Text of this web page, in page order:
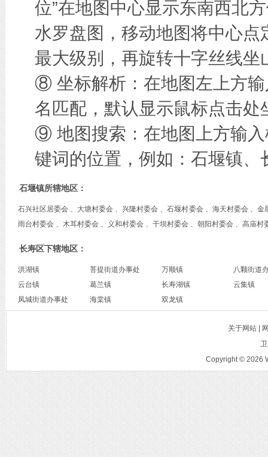
位”在地图中心显示东南西北
水罗盘图，移动地图将中心
最大级别，再旋转十字丝线坐
⑧ 坐标解析：在地图左上方
名匹配，默认显示鼠标点击处
⑨ 地图搜索：在地图上方输
键词的位置，例如：石堰镇、
石堰镇所辖地区：
石兴社区居委会 、大塘村委会 、兴隆村委会 、石堰村委会 、海天村委会 、
雨台村委会 、木耳村委会 、义和村委会 、干坝村委会 、朝阳村委会 、高庙
长寿区下辖地区：
洪湖镇 菩提街道办事处 万顺镇
八颗街道
云台镇
葛兰镇 长寿湖镇
云集镇
凤城街道办事处
海棠镇 双龙镇
关于网站 |
Copyright © 2026